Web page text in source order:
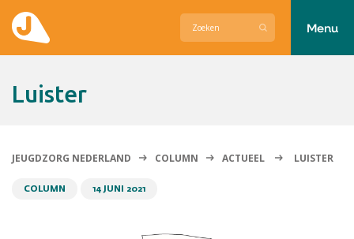
Contact
Menu
Luister
JEUGDZORG NEDERLAND COLUMN ACTUEEL LUISTER
COLUMN 14 JUNI 2021